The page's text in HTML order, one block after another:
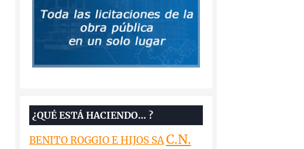
¿QUÉ ESTÁ HACIENDO… ?
BENITO ROGGIO E HIJOS SAC.N.